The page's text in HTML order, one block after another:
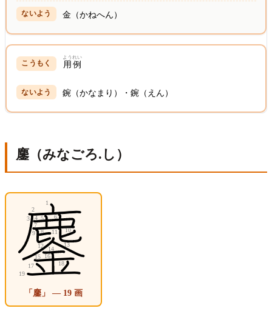
金（かねへん）
用例
ようれい
鋺（かなまり）・鋺（えん）
鏖（みなごろ.し）
「鏖」 — 19 画